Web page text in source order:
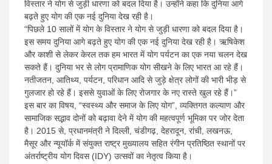
विस्तार ने योग से जुड़ी धारणा को बदल दिया है। उन्होंने कहा कि दुनिया आगे
बढ़ते हुए योग की एक नई दुनिया देख रही है।
“पिछले 10 सालों में योग के विस्तार ने योग से जुड़ी धारणा को बदल दिया है।
इस समय दुनिया आगे बढ़ते हुए योग की एक नई दुनिया देख रही है। ऋषिकेश
और काशी से लेकर केरल तक हम भारत में योग पर्यटन का एक नया चलन देख
सकते हैं। दुनिया भर से लोग प्रामाणिक योग सीखने के लिए भारत आ रहे हैं।
नतीजतन, आतिथ्य, पर्यटन, परिधान आदि से जुड़े क्षेत्र लोगों की भारी भीड़ से
गुलजार हो रहे हैं। इससे युवाओं के लिए रोजगार के नए रास्ते खुल रहे हैं।”
इस बार का विषय, “स्वस्थ्य और समाज के लिए योग”, व्यक्तिगत कल्याण और
सामाजिक सद्भाव दोनों को बढ़ावा देने में योग की महत्वपूर्ण भूमिका पर जोर देता
है। 2015 से, प्रधानमंत्री ने दिल्ली, चंडीगढ़, देहरादून, रांची, लखनऊ,
मैसूर और न्यूयॉर्क में संयुक्त राष्ट्र मुख्यालय सहित रंगीन प्रतिष्ठित स्थानों पर
अंतर्राष्ट्रीय योग दिवस (IDY) उत्सवों का नेतृत्व किया है।